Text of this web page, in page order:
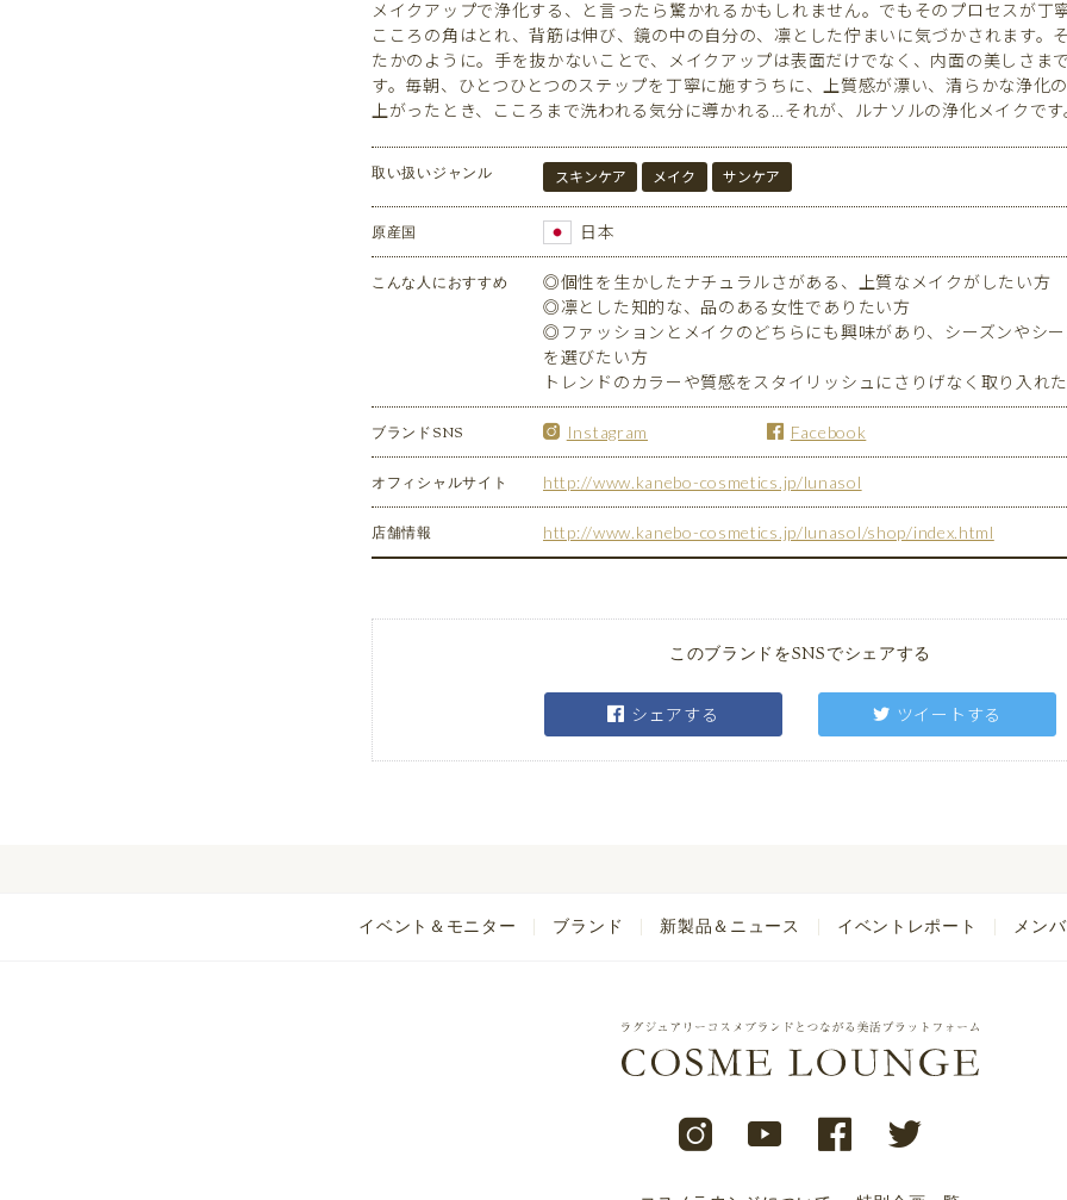
メイクアップで浄化する、と言ったら驚かれるかもしれません。でもそのプロセスが丁
こころの角はとれ、背筋は伸び、鏡の中の自分の、凛とした佇まいに気づかされます。
たかのように。手を抜かないことで、メイクアップは表面だけでなく、内面の美しさま
す。毎朝、ひとつひとつのステップを丁寧に施すうちに、上質感が漂い、清らかな浄化
上がったとき、こころまで洗われる気分に導かれる…それが、ルナソルの浄化メイクです
取い扱いジャンル スキンケア メイク サンケア
原産国 日本
こんな人におすすめ
◎個性を生かしたナチュラルさがある、上質なメイクがしたい方
◎凛とした知的な、品のある女性でありたい方
◎ファッションとメイクのどちらにも興味があり、シーズンやシー
を選びたい方
トレンドのカラーや質感をスタイリッシュにさりげなく取り入れた
ブランドSNS Instagram Facebook
オフィシャルサイト http://www.kanebo-cosmetics.jp/lunasol
店舗情報 http://www.kanebo-cosmetics.jp/lunasol/shop/index.html
このブランドをSNSでシェアする
シェアする ツイートする
イベント＆モニター ブランド 新製品＆ニュース イベントレポート メン